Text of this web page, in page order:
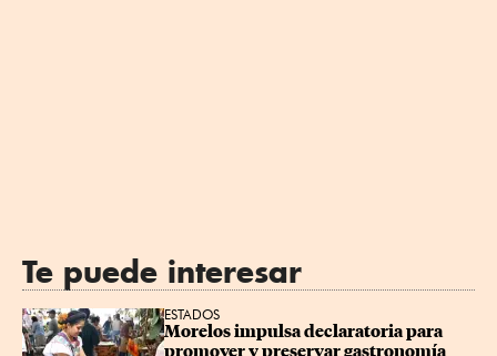
Te puede interesar
ESTADOS
Morelos impulsa declaratoria para